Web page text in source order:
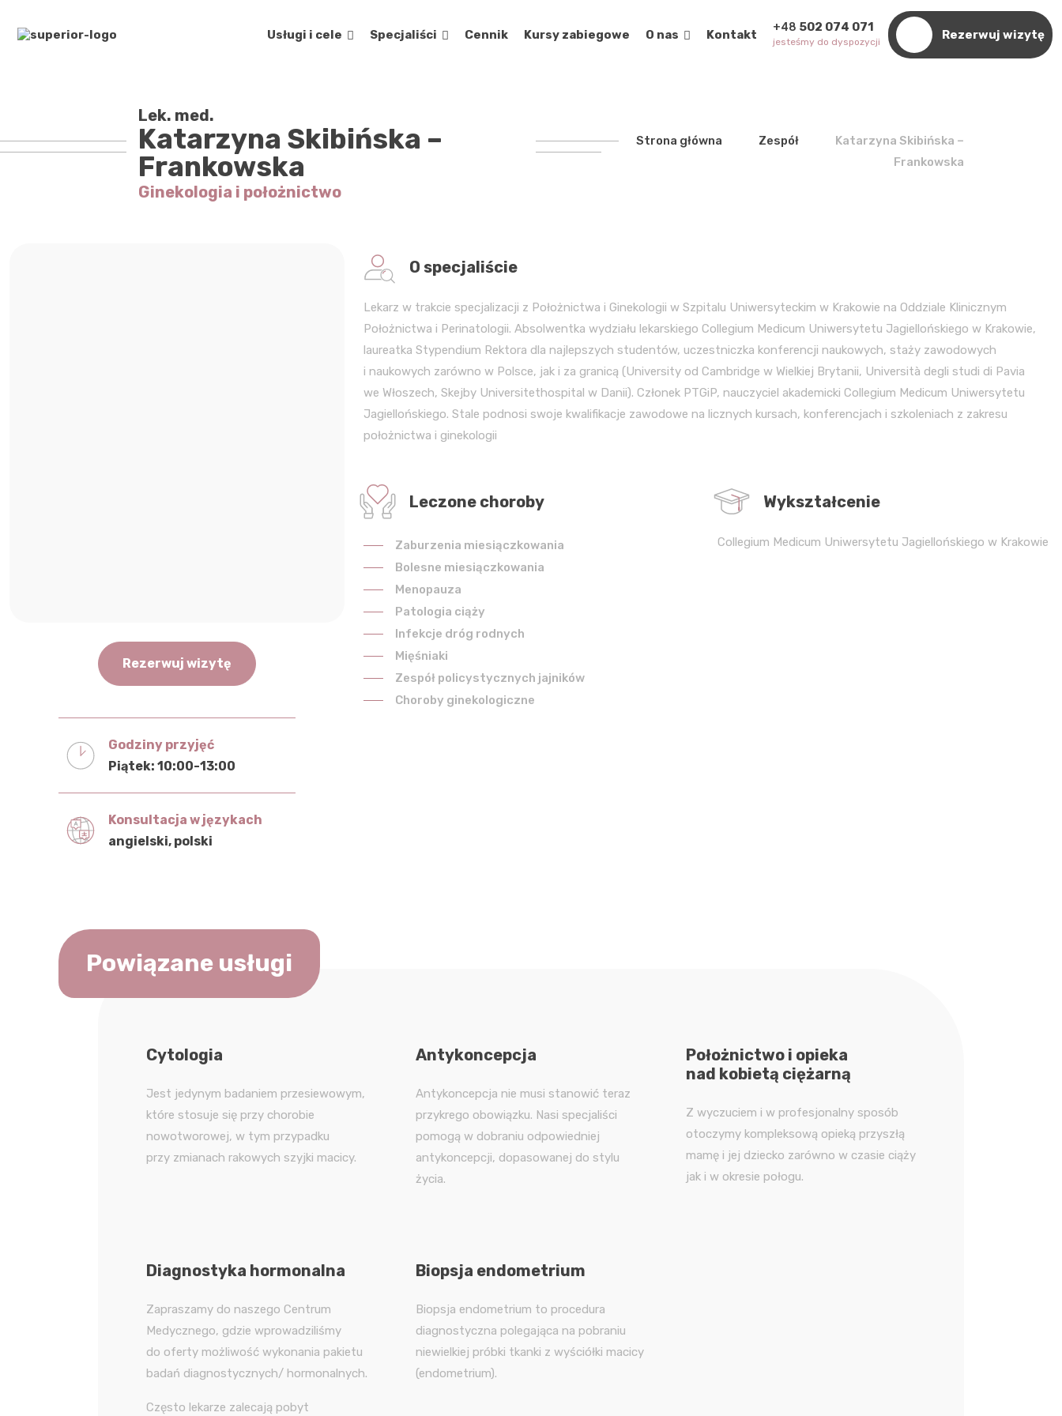
Usługi i cele Specjaliści Cennik Kursy zabiegowe O nas Kontakt +48 502 074 071
jesteśmy do dyspozycji
Rezerwuj wizytę
Lek. med.
Katarzyna Skibińska –
Frankowska
Ginekologia i położnictwo
Strona główna Zespół
Katarzyna Skibińska –
Frankowska
Rezerwuj wizytę
Godziny przyjęć
Piątek: 10:00-13:00
Konsultacja w językach
angielski polski
O specjaliście
Lekarz w trakcie specjalizacji z Położnictwa i Ginekologii w Szpitalu Uniwersyteckim w Krakowie na Oddziale Klinicznym
Położnictwa i Perinatologii. Absolwentka wydziału lekarskiego Collegium Medicum Uniwersytetu Jagiellońskiego w Krakowie,
laureatka Stypendium Rektora dla najlepszych studentów, uczestniczka konferencji naukowych, staży zawodowych
i naukowych zarówno w Polsce, jak i za granicą (University od Cambridge w Wielkiej Brytanii, Università degli studi di Pavia
we Włoszech, Skejby Universitethospital w Danii). Członek PTGiP, nauczyciel akademicki Collegium Medicum Uniwersytetu
Jagiellońskiego. Stale podnosi swoje kwalifikacje zawodowe na licznych kursach, konferencjach i szkoleniach z zakresu
położnictwa i ginekologii
Leczone choroby
Zaburzenia miesiączkowania
Bolesne miesiączkowania
Menopauza
Patologia ciąży
Infekcje dróg rodnych
Mięśniaki
Zespół policystycznych jajników
Choroby ginekologiczne
Wykształcenie
Collegium Medicum Uniwersytetu Jagiellońskiego w Krakowie
Powiązane usługi
Cytologia
Jest jedynym badaniem przesiewowym,
które stosuje się przy chorobie
nowotworowej, w tym przypadku
przy zmianach rakowych szyjki macicy.
Antykoncepcja
Antykoncepcja nie musi stanowić teraz
przykrego obowiązku. Nasi specjaliści
pomogą w dobraniu odpowiedniej
antykoncepcji, dopasowanej do stylu
życia.
Położnictwo i opieka
nad kobietą ciężarną
Z wyczuciem i w profesjonalny sposób
otoczymy kompleksową opieką przyszłą
mamę i jej dziecko zarówno w czasie ciąży
jak i w okresie połogu.
Diagnostyka hormonalna
Zapraszamy do naszego Centrum
Medycznego, gdzie wprowadziliśmy
do oferty możliwość wykonania pakietu
badań diagnostycznych/ hormonalnych.
Często lekarze zalecają pobyt
Biopsja endometrium
Biopsja endometrium to procedura
diagnostyczna polegająca na pobraniu
niewielkiej próbki tkanki z wyściółki macicy
(endometrium).